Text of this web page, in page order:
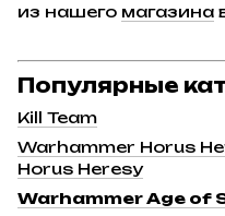
из нашего магазина
Популярные
Kill Team
Warhammer Horus
Horus Heresy
Warhammer Age of